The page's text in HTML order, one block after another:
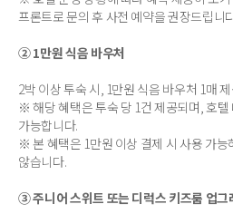
프론트로 문의 후 사전 예약을 권장드립니
② 1만원 식음 바우처
2박 이상 투숙 시, 1만원 식음 바우처 1매
※ 해당 혜택은 투숙 당 1건 제공되며, 호텔
가능합니다.
※ 본 혜택은 1만원 이상 결제 시 사용 가능
않습니다.
③ 주니어 스위트 또는 디럭스 키즈룸 업그